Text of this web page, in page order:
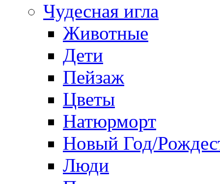
Чудесная игла
Животные
Дети
Пейзаж
Цветы
Натюрморт
Новый Год/
Люди